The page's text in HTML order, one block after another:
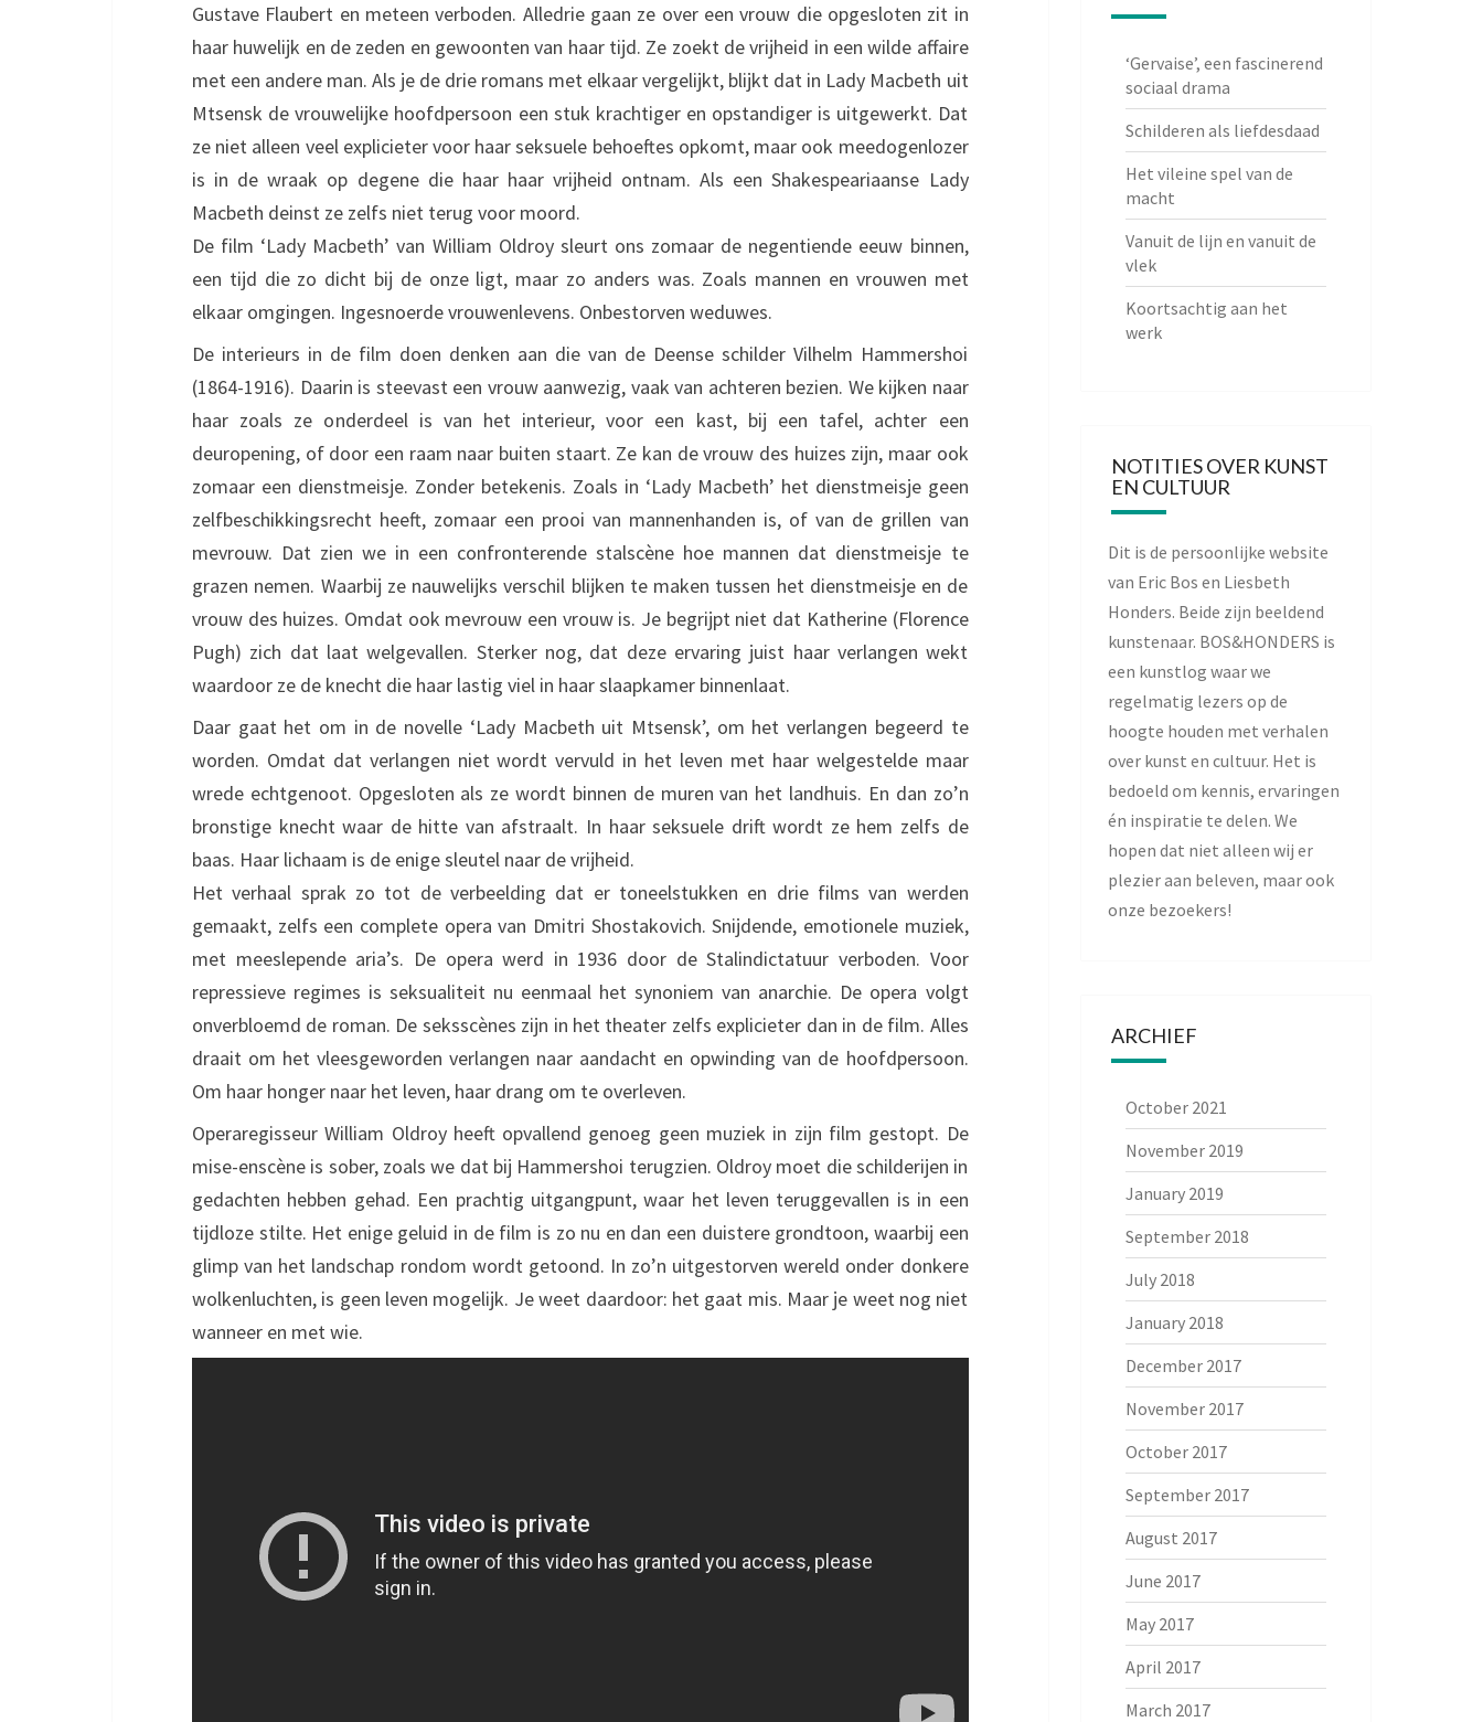
Gustave Flaubert en meteen verboden. Alledrie gaan ze over een vrouw die opgesloten zit in
haar huwelijk en de zeden en gewoonten van haar tijd. Ze zoekt de vrijheid in een wilde affaire
met een andere man. Als je de drie romans met elkaar vergelijkt, blijkt dat in Lady Macbeth uit
Mtsensk de vrouwelijke hoofdpersoon een stuk krachtiger en opstandiger is uitgewerkt. Dat
ze niet alleen veel explicieter voor haar seksuele behoeftes opkomt, maar ook meedogenlozer
is in de wraak op degene die haar haar vrijheid ontnam. Als een Shakespeariaanse Lady
Macbeth deinst ze zelfs niet terug voor moord.
De film ‘Lady Macbeth’ van William Oldroy sleurt ons zomaar de negentiende eeuw binnen,
een tijd die zo dicht bij de onze ligt, maar zo anders was. Zoals mannen en vrouwen met
elkaar omgingen. Ingesnoerde vrouwenlevens. Onbestorven weduwes.
De interieurs in de film doen denken aan die van de Deense schilder Vilhelm Hammershoi
(1864-1916). Daarin is steevast een vrouw aanwezig, vaak van achteren bezien. We kijken naar
haar zoals ze onderdeel is van het interieur, voor een kast, bij een tafel, achter een
deuropening, of door een raam naar buiten staart. Ze kan de vrouw des huizes zijn, maar ook
zomaar een dienstmeisje. Zonder betekenis. Zoals in ‘Lady Macbeth’ het dienstmeisje geen
zelfbeschikkingsrecht heeft, zomaar een prooi van mannenhanden is, of van de grillen van
mevrouw. Dat zien we in een confronterende stalscène hoe mannen dat dienstmeisje te
grazen nemen. Waarbij ze nauwelijks verschil blijken te maken tussen het dienstmeisje en de
vrouw des huizes. Omdat ook mevrouw een vrouw is. Je begrijpt niet dat Katherine (Florence
Pugh) zich dat laat welgevallen. Sterker nog, dat deze ervaring juist haar verlangen wekt
waardoor ze de knecht die haar lastig viel in haar slaapkamer binnenlaat.
Daar gaat het om in de novelle ‘Lady Macbeth uit Mtsensk’, om het verlangen begeerd te
worden. Omdat dat verlangen niet wordt vervuld in het leven met haar welgestelde maar
wrede echtgenoot. Opgesloten als ze wordt binnen de muren van het landhuis. En dan zo’n
bronstige knecht waar de hitte van afstraalt. In haar seksuele drift wordt ze hem zelfs de
baas. Haar lichaam is de enige sleutel naar de vrijheid.
Het verhaal sprak zo tot de verbeelding dat er toneelstukken en drie films van werden
gemaakt, zelfs een complete opera van Dmitri Shostakovich. Snijdende, emotionele muziek,
met meeslepende aria’s. De opera werd in 1936 door de Stalindictatuur verboden. Voor
repressieve regimes is seksualiteit nu eenmaal het synoniem van anarchie. De opera volgt
onverbloemd de roman. De seksscènes zijn in het theater zelfs explicieter dan in de film. Alles
draait om het vleesgeworden verlangen naar aandacht en opwinding van de hoofdpersoon.
Om haar honger naar het leven, haar drang om te overleven.
Operaregisseur William Oldroy heeft opvallend genoeg geen muziek in zijn film gestopt. De
mise-enscène is sober, zoals we dat bij Hammershoi terugzien. Oldroy moet die schilderijen in
gedachten hebben gehad. Een prachtig uitgangpunt, waar het leven teruggevallen is in een
tijdloze stilte. Het enige geluid in de film is zo nu en dan een duistere grondtoon, waarbij een
glimp van het landschap rondom wordt getoond. In zo’n uitgestorven wereld onder donkere
wolkenluchten, is geen leven mogelijk. Je weet daardoor: het gaat mis. Maar je weet nog niet
wanneer en met wie.
‘Gervaise’, een fascinerend
sociaal drama
Schilderen als liefdesdaad
Het vileine spel van de
macht
Vanuit de lijn en vanuit de
vlek
Koortsachtig aan het
werk
NOTITIES OVER KUNST
EN CULTUUR
Dit is de persoonlijke website
van Eric Bos en Liesbeth
Honders. Beide zijn beeldend
kunstenaar. BOS&HONDERS is
een kunstlog waar we
regelmatig lezers op de
hoogte houden met verhalen
over kunst en cultuur. Het is
bedoeld om kennis, ervaringen
én inspiratie te delen. We
hopen dat niet alleen wij er
plezier aan beleven, maar ook
onze bezoekers!
ARCHIEF
October 2021
November 2019
January 2019
September 2018
July 2018
January 2018
December 2017
November 2017
October 2017
September 2017
August 2017
June 2017
May 2017
April 2017
March 2017